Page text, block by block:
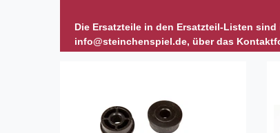
Die Ersatzteile in den Ersatzteil-Listen
info@steinchenspiel.de, über das